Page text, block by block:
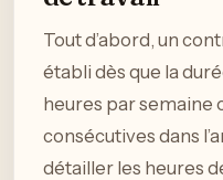
Tout d’abord, un
établi dès que la
heures par semaine
consécutives dans
détailler les heures